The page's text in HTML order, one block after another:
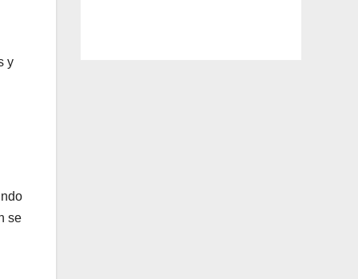
y
se